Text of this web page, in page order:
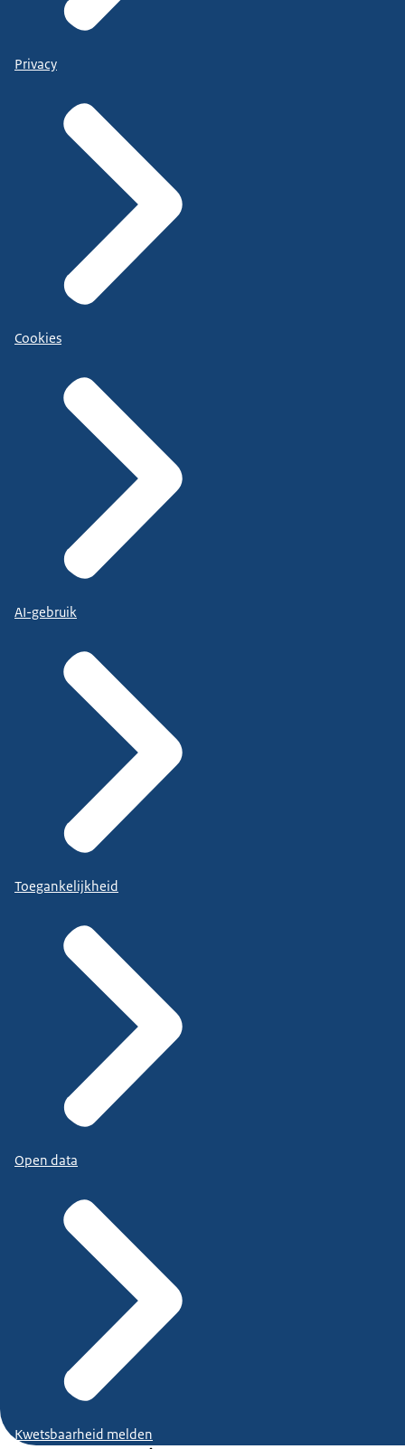
Privacy
Cookies
AI-gebruik
Toegankelijkheid
Open data
Kwetsbaarheid melden